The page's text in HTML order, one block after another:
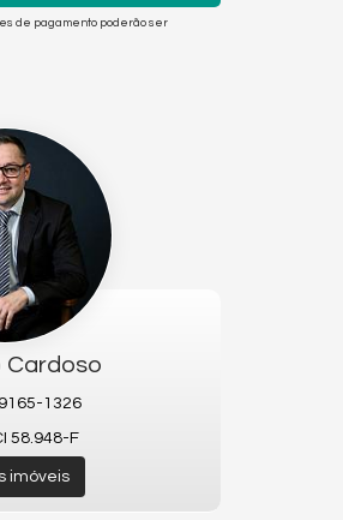
de pagamento poderão ser
Cardoso
1326
58.948-F